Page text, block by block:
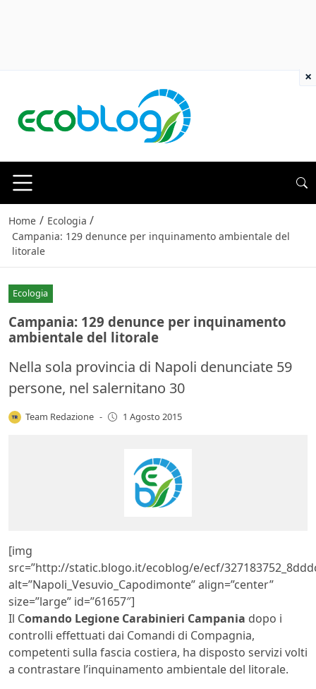
Home / Ecologia /
Campania: 129 denunce per inquinamento ambientale del
litorale
Ecologia
Campania: 129 denunce per inquinamento
ambientale del litorale
Nella sola provincia di Napoli denunciate 59
persone, nel salernitano 30
Team Redazione - 1 Agosto 2015
[img
src=”http://static.blogo.it/ecoblog/e/ecf/
alt=”Napoli_Vesuvio_Capodimonte” align=”center”
size=”large” id=”61657″]
Il Comando Legione Carabinieri Campania dopo i
controlli effettuati dai Comandi di Compagnia,
competenti sulla fascia costiera, ha disposto servizi volti
a contrastare l’inquinamento ambientale del litorale.
×